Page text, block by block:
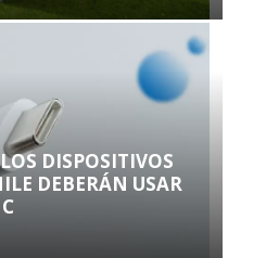
DISPOSITIVOS
DEBERÁN USAR